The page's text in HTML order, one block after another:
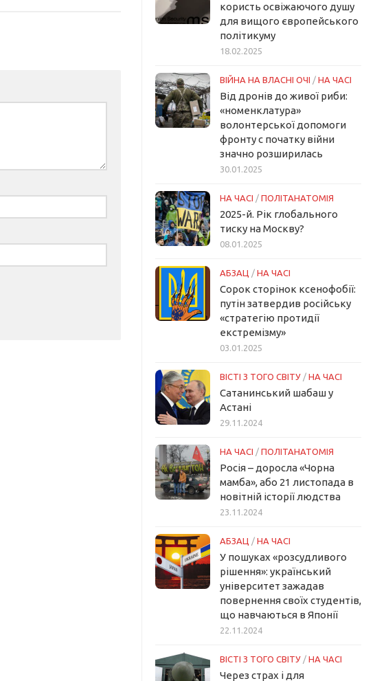
користь освіжаючого душу
для вищого європейського
політикуму
18.02.2025
ВІЙНА НА ВЛАСНІ ОЧІ / НА ЧАСІ
Від дронів до живої риби:
«номенклатура»
волонтерської допомоги
фронту с початку війни
значно розширилась
30.01.2025
НА ЧАСІ / ПОЛІТАНАТОМІЯ
2025-й. Рік глобального
тиску на Москву?
08.01.2025
АБЗАЦ / НА ЧАСІ
Сорок сторінок ксенофобії:
путін затвердив російську
«стратегію протидії
екстремізму»
03.01.2025
ВІСТІ З ТОГО СВІТУ / НА ЧАСІ
Сатанинський шабаш у
Астані
29.11.2024
НА ЧАСІ / ПОЛІТАНАТОМІЯ
Росія – доросла «Чорна
мамба», або 21 листопада в
новітній історії людства
23.11.2024
АБЗАЦ / НА ЧАСІ
У пошуках «розсудливого
рішення»: український
університет зажадав
повернення своїх студентів,
що навчаються в Японії
22.11.2024
ВІСТІ З ТОГО СВІТУ / НА ЧАСІ
Через страх і для